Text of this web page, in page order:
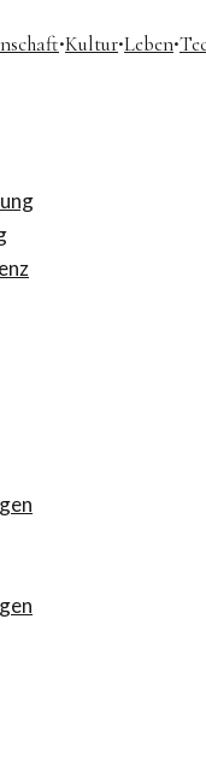
·Kultur·Leben·